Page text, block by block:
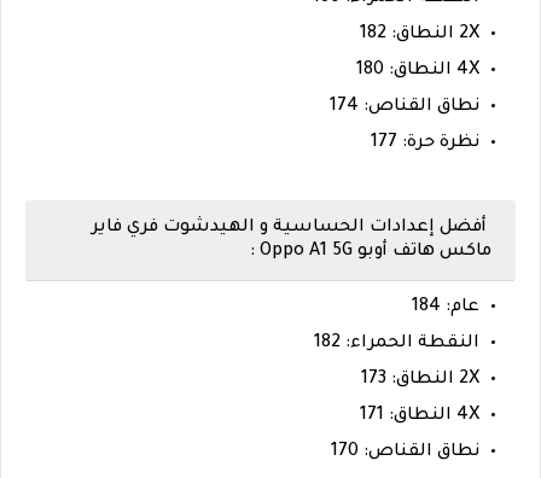
2X النطاق: 182
4X النطاق: 180
نطاق القناص: 174
نظرة حرة: 177
أفضل إعدادات الحساسية و الهيدشوت فري فاير
ماكس هاتف أوبو Oppo A1 5G :
عام: 184
النقطة الحمراء: 182
2X النطاق: 173
4X النطاق: 171
نطاق القناص: 170